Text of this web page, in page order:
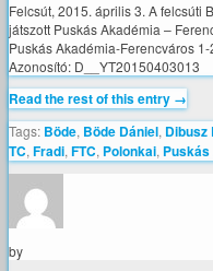
Felcsút, 2015. április 3. A felcsúti
játszott Puskás Akadémia –
Puskás Akadémia-Ferencváros
Azonosító: D__YT20150403013
Read the rest of this entry →
Tags: Böde, Böde Dániel, Dibusz
TC, Fradi, FTC, Polonkai, Puskás
by